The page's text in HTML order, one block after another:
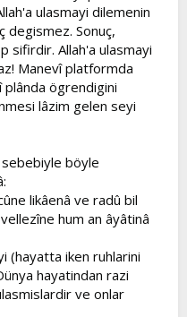
ulasmayi dilemenin
degismez. Sonuç,
sifirdir. Allah'a ulasmayi
Manevî platformda
ögrendigini
lâzim gelen seyi
böyle
likâenâ ve radû bil
hum an âyâtinâ
(hayatta iken ruhlarini
hayatindan razi
ve onlar